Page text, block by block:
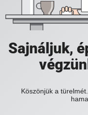
Sajnáljuk,
Köszönjük a